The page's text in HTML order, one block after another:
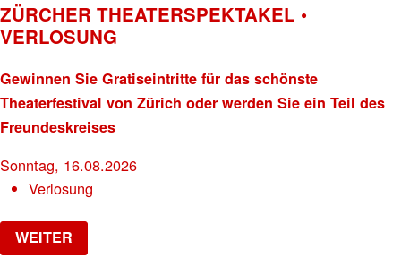
ZÜRCHER THEATERSPEKTAKEL •
VERLOSUNG
Gewinnen Sie Gratiseintritte für das schönste
Theaterfestival von Zürich oder werden Sie ein Teil des
Freundeskreises
Sonntag, 16.08.2026
Verlosung
WEITER